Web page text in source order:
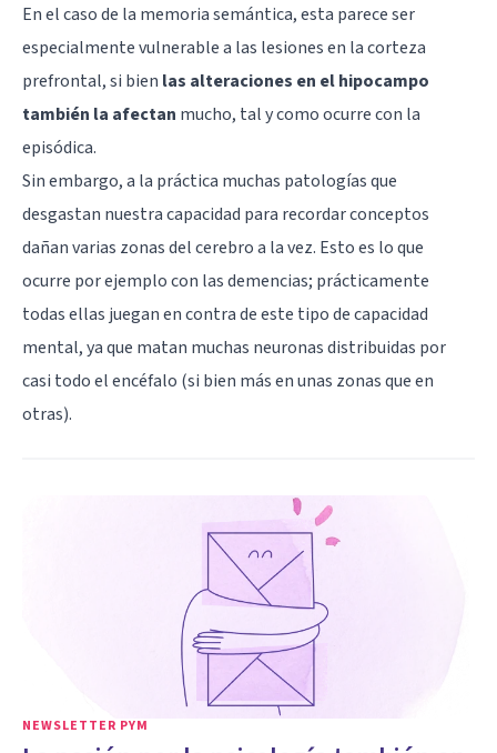
En el caso de la memoria semántica, esta parece ser
especialmente vulnerable a las lesiones en lacorteza
prefrontal, si bien las alteraciones en el hipocampo
también la afectan mucho, tal y como ocurre con la
episódica.
Sin embargo, a la práctica muchas patologías que
desgastan nuestra capacidad para recordar conceptos
dañan varias zonas del cerebro a la vez. Esto es lo que
ocurre por ejemplo con lasdemencias; prácticamente
todas ellas juegan en contra de este tipo de capacidad
mental, ya que matan muchas neuronas distribuidas por
casi todo el encéfalo (si bien más en unas zonas que en
otras).
NEWSLETTER PYM